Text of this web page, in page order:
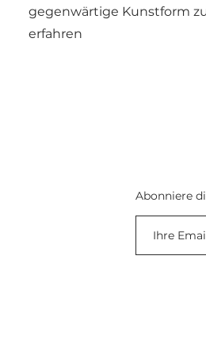
gegenwärtige Kunstform
erfahren
Abonniere